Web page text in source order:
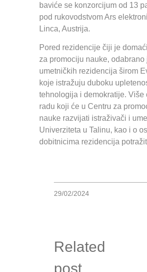
baviće se konzorcijum od 13
pod rukovodstvom Ars
Linca, Austrija.
Pored rezidencije čiji je
za promociju nauke, odabrano
umetničkih rezidencija širom
koje istražuju duboku
tehnologija i demokratije. Više
radu koji će u Centru za
nauke razvijati istraživači i
Univerziteta u Talinu, kao i o
dobitnicima rezidencija
29/02/2024
Related
post